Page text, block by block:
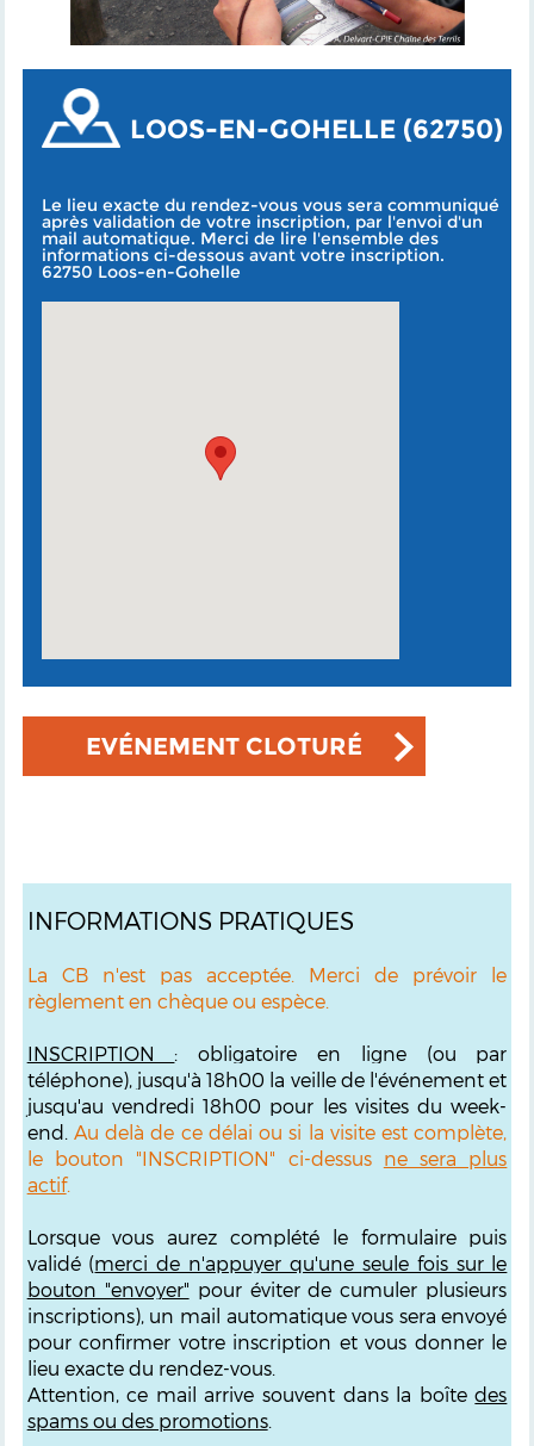
LOOS-EN-GOHELLE (62750)
Le lieu exacte du rendez-vous vous sera communiqué
après validation de votre inscription, par l'envoi d'un
mail automatique. Merci de lire l'ensemble des
informations ci-dessous avant votre inscription.
62750 Loos-en-Gohelle
EVÉNEMENT CLOTURÉ
INFORMATIONS PRATIQUES
La CB n'est pas acceptée. Merci de prévoir le
règlement en chèque ou espèce.
INSCRIPTION : obligatoire en ligne (ou par
téléphone), jusqu'à 18h00 la veille de l'événement et
jusqu'au vendredi 18h00 pour les visites du week-
end. Au delà de ce délai ou si la visite est complète,
le bouton "INSCRIPTION" ci-dessus ne sera plus
actif.
Lorsque vous aurez complété le formulaire puis
validé (merci de n'appuyer qu'une seule fois sur le
bouton "envoyer" pour éviter de cumuler plusieurs
inscriptions), un mail automatique vous sera envoyé
pour confirmer votre inscription et vous donner le
lieu exacte du rendez-vous.
Attention, ce mail arrive souvent dans la boîtedes
spams ou des promotions.